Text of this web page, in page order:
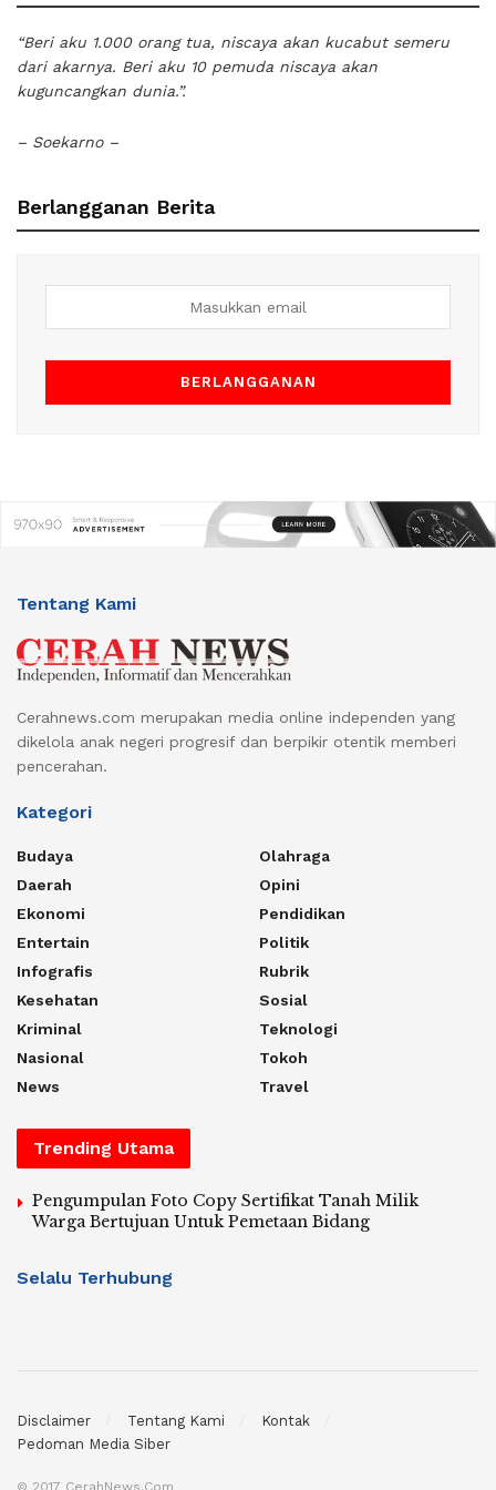
“Beri aku 1.000 orang tua, niscaya akan kucabut semeru
dari akarnya. Beri aku 10 pemuda niscaya akan
kuguncangkan dunia.”.
– Soekarno –
Berlangganan Berita
Tentang Kami
Cerahnews.com merupakan media online independen yang
dikelola anak negeri progresif dan berpikir otentik memberi
pencerahan.
Kategori
Budaya
Daerah
Ekonomi
Entertain
Infografis
Kesehatan
Kriminal
Nasional
News
Olahraga
Opini
Pendidikan
Politik
Rubrik
Sosial
Teknologi
Tokoh
Travel
Trending Utama
Pengumpulan Foto Copy Sertifikat Tanah Milik
Warga Bertujuan Untuk Pemetaan Bidang
Selalu Terhubung
Disclaimer Tentang Kami
Kontak
Pedoman Media Siber